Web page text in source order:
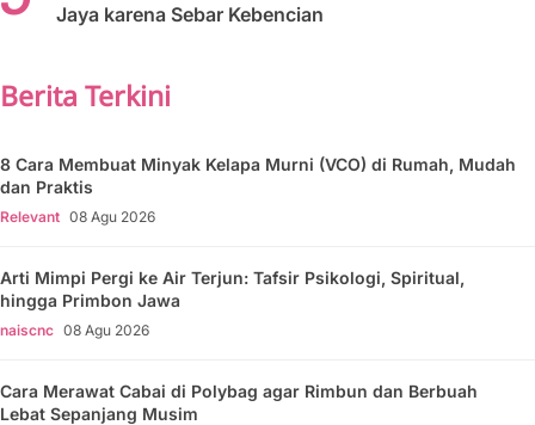
Jaya karena Sebar Kebencian
Berita Terkini
8 Cara Membuat Minyak Kelapa Murni (VCO) di Rumah, Mudah
dan Praktis
Relevant 08 Agu 2026
Arti Mimpi Pergi ke Air Terjun: Tafsir Psikologi, Spiritual,
hingga Primbon Jawa
naiscnc 08 Agu 2026
Cara Merawat Cabai di Polybag agar Rimbun dan Berbuah
Lebat Sepanjang Musim